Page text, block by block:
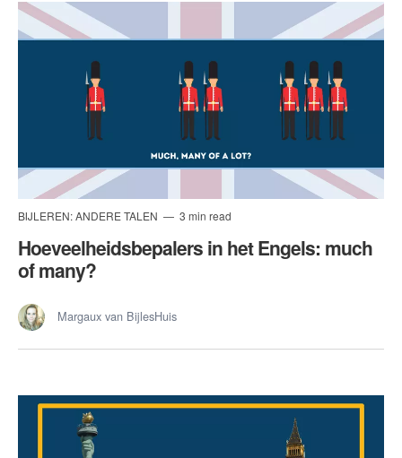
BIJLEREN: ANDERE TALEN 3 min read
Hoeveelheidsbepalers in het Engels: much
of many?
Margaux van BijlesHuis